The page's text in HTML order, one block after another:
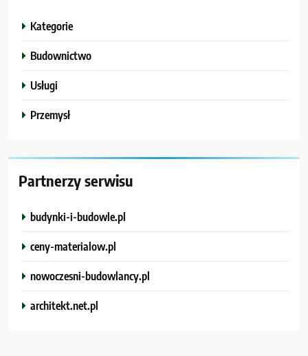
Kategorie
Budownictwo
Usługi
Przemysł
Partnerzy serwisu
budynki-i-budowle.pl
ceny-materialow.pl
nowoczesni-budowlancy.pl
architekt.net.pl